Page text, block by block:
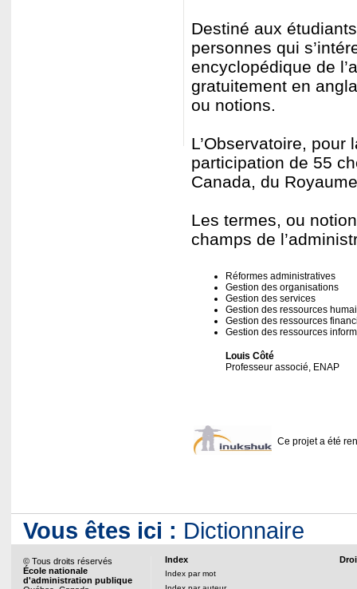
Destiné aux
personnes qui
encyclopédique de
gratuitement en
ou notions.
L’Observatoire, pour
participation de 55
Canada, du
Les termes, ou
champs de
Réformes administratives
Gestion des organisations
Gestion des services
Gestion des ressources
Gestion des ressources
Gestion des ressources
Louis Côté
Professeur associé, ENAP
Ce projet a été
Vous êtes ici : Dictionnaire
© Tous droits réservés
École nationale
d'administration publique
Index
Index par mot